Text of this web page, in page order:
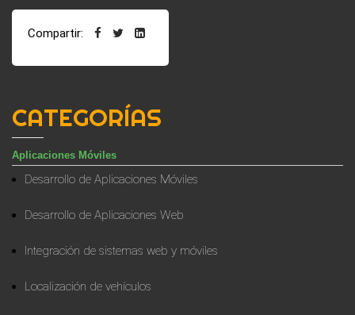
Compartir:
CATEGORÍAS
Aplicaciones Móviles
Desarrollo de Aplicaciones Móviles
Desarrollo de Aplicaciones Web
Integración de sistemas web y móviles
Localización de vehículos